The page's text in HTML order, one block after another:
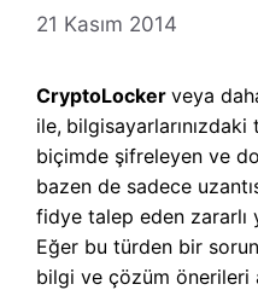
21 Kasım 2014
CryptoLocker veya
ile, b
biçimde şifreleyen ve
bazen de sadece
fidye talep eden zararlı
Eğer bu türden bir
bilgi ve çözüm önerileri